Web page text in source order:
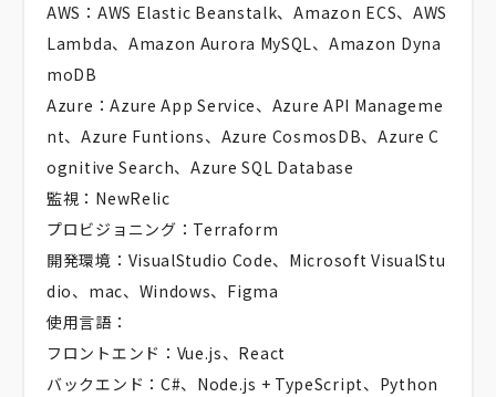
AWS：AWS Elastic Beanstalk、Amazon ECS、AWS
Lambda、Amazon Aurora MySQL、Amazon Dyna
moDB
Azure：Azure App Service、Azure API Manageme
nt、Azure Funtions、Azure CosmosDB、Azure C
ognitive Search、Azure SQL Database
監視：NewRelic
プロビジョニング：Terraform
開発環境：VisualStudio Code、Microsoft VisualStu
dio、mac、Windows、Figma
使用言語：
フロントエンド：Vue.js、React
バックエンド：C#、Node.js + TypeScript、Python